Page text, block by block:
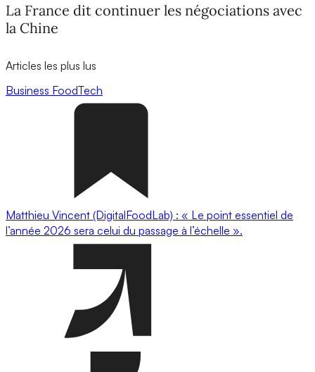
La France dit continuer les négociations avec
la Chine
Articles les plus lus
Business FoodTech
Matthieu Vincent (DigitalFoodLab) : « Le point essentiel de
l’année 2026 sera celui du passage à l’échelle ».